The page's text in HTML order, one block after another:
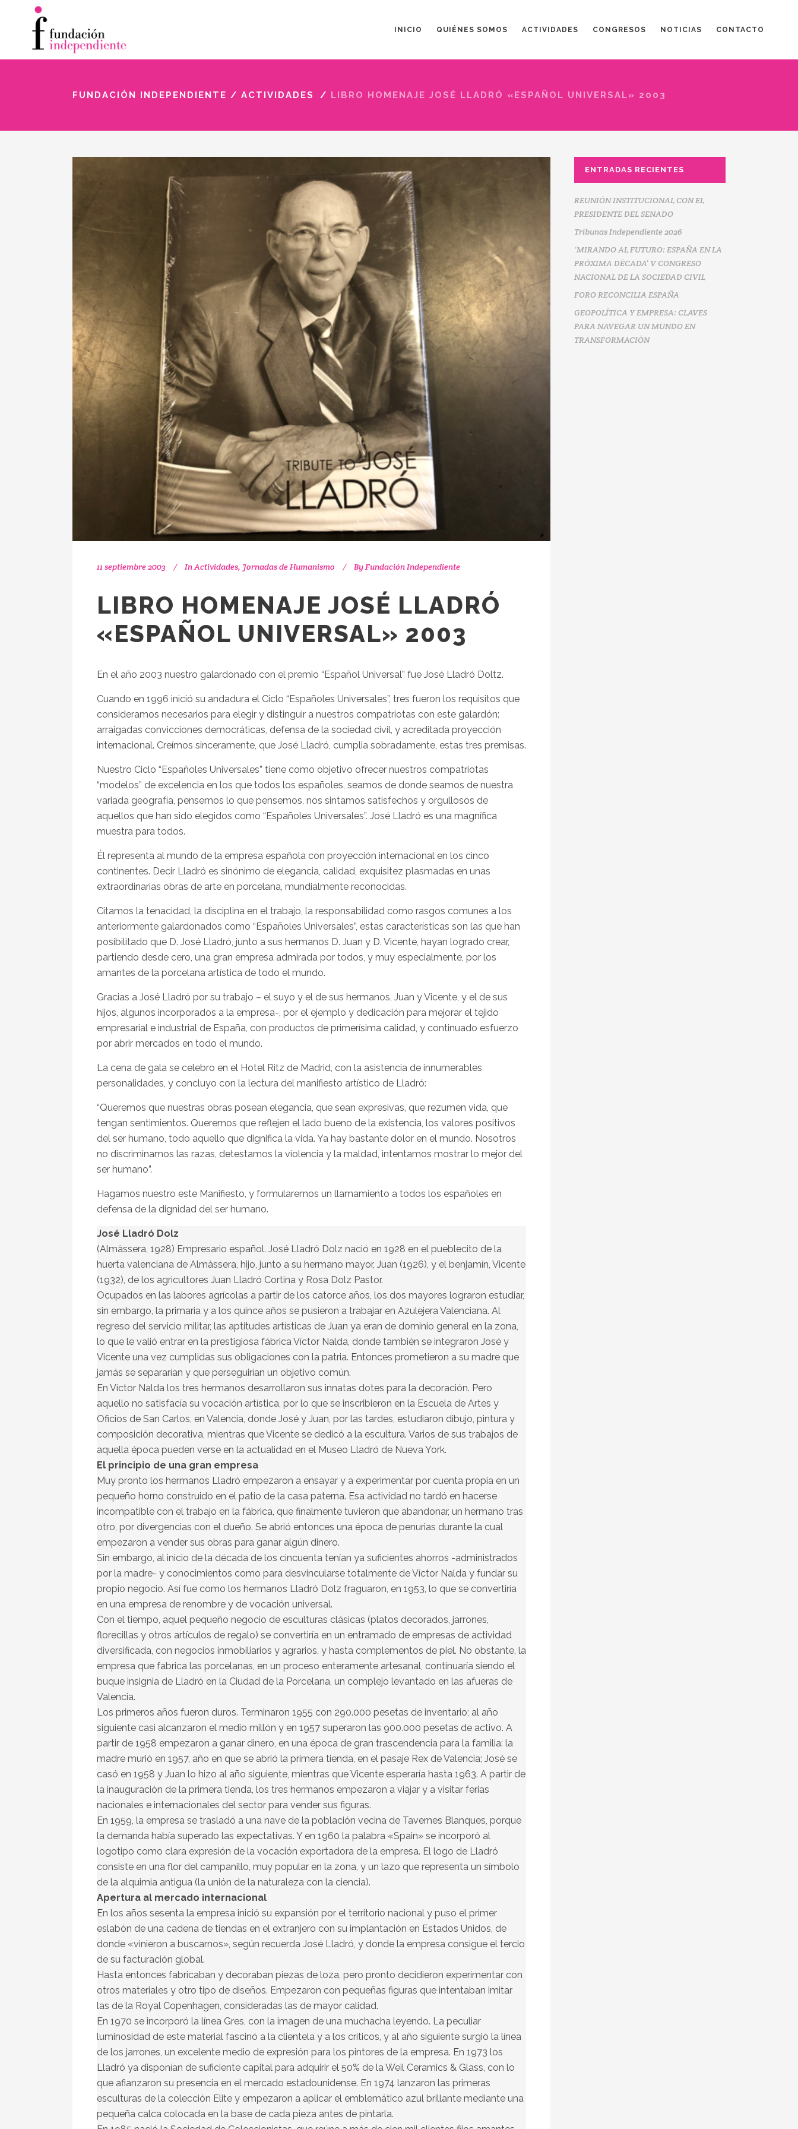
INICIO QUIÉNES SOMOS ACTIVIDADES CONGRESOS NOTICIAS CONTACTO
FUNDACIÓN INDEPENDIENTE / ACTIVIDADES / LIBRO HOMENAJE JOSÉ LLADRÓ «ESPAÑOL UNIVERSAL» 2003
11 septiembre 2003 InActividades, Jornadas de Humanismo ByFundación Independiente
LIBRO HOMENAJE JOSÉ LLADRÓ
«ESPAÑOL UNIVERSAL» 2003
En el año 2003 nuestro galardonado con el premio “Español Universal” fue José Lladró Doltz.
Cuando en 1996 inició su andadura el Ciclo “Españoles Universales”, tres fueron los requisitos que
consideramos necesarios para elegir y distinguir a nuestros compatriotas con este galardón:
arraigadas convicciones democráticas, defensa de la sociedad civil, y acreditada proyección
internacional. Creímos sinceramente, que José Lladró, cumplia sobradamente, estas tres premisas.
Nuestro Ciclo “Españoles Universales” tiene como objetivo ofrecer nuestros compatriotas
“modelos” de excelencia en los que todos los españoles, seamos de donde seamos de nuestra
variada geografía, pensemos lo que pensemos, nos sintamos satisfechos y orgullosos de
aquellos que han sido elegidos como “Españoles Universales”. José Lladró es una magnífica
muestra para todos.
Él representa al mundo de la empresa española con proyección internacional en los cinco
continentes. Decir Lladró es sinónimo de elegancia, calidad, exquisitez plasmadas en unas
extraordinarias obras de arte en porcelana, mundialmente reconocidas.
Citamos la tenacidad, la disciplina en el trabajo, la responsabilidad como rasgos comunes a los
anteriormente galardonados como “Españoles Universales”, estas características son las que han
posibilitado que D. José Lladró, junto a sus hermanos D. Juan y D. Vicente, hayan logrado crear,
partiendo desde cero, una gran empresa admirada por todos, y muy especialmente, por los
amantes de la porcelana artística de todo el mundo.
Gracias a José Lladró por su trabajo – el suyo y el de sus hermanos, Juan y Vicente, y el de sus
hijos, algunos incorporados a la empresa-, por el ejemplo y dedicación para mejorar el tejido
empresarial e industrial de España, con productos de primerísima calidad, y continuado esfuerzo
por abrir mercados en todo el mundo.
La cena de gala se celebro en el Hotel Ritz de Madrid, con la asistencia de innumerables
personalidades, y concluyo con la lectura del manifiesto artístico de Lladró:
“Queremos que nuestras obras posean elegancia, que sean expresivas, que rezumen vida, que
tengan sentimientos. Queremos que reflejen el lado bueno de la existencia, los valores positivos
del ser humano, todo aquello que dignifica la vida. Ya hay bastante dolor en el mundo. Nosotros
no discriminamos las razas, detestamos la violencia y la maldad, intentamos mostrar lo mejor del
ser humano”.
Hagamos nuestro este Manifiesto, y formularemos un llamamiento a todos los españoles en
defensa de la dignidad del ser humano.
José Lladró Dolz
(Almàssera, 1928) Empresario español. José Lladró Dolz nació en 1928 en el pueblecito de la
huerta valenciana de Almàssera, hijo, junto a su hermano mayor, Juan (1926), y el benjamín, Vicente
(1932), de los agricultores Juan Lladró Cortina y Rosa Dolz Pastor.
Ocupados en las labores agrícolas a partir de los catorce años, los dos mayores lograron estudiar,
sin embargo, la primaria y a los quince años se pusieron a trabajar en Azulejera Valenciana. Al
regreso del servicio militar, las aptitudes artísticas de Juan ya eran de dominio general en la zona,
lo que le valió entrar en la prestigiosa fábrica Víctor Nalda, donde también se integraron José y
Vicente una vez cumplidas sus obligaciones con la patria. Entonces prometieron a su madre que
jamás se separarían y que perseguirían un objetivo común.
En Víctor Nalda los tres hermanos desarrollaron sus innatas dotes para la decoración. Pero
aquello no satisfacía su vocación artística, por lo que se inscribieron en la Escuela de Artes y
Oficios de San Carlos, en Valencia, donde José y Juan, por las tardes, estudiaron dibujo, pintura y
composición decorativa, mientras que Vicente se dedicó a la escultura. Varios de sus trabajos de
aquella época pueden verse en la actualidad en el Museo Lladró de Nueva York.
El principio de una gran empresa
Muy pronto los hermanos Lladró empezaron a ensayar y a experimentar por cuenta propia en un
pequeño horno construido en el patio de la casa paterna. Esa actividad no tardó en hacerse
incompatible con el trabajo en la fábrica, que finalmente tuvieron que abandonar, un hermano tras
otro, por divergencias con el dueño. Se abrió entonces una época de penurias durante la cual
empezaron a vender sus obras para ganar algún dinero.
Sin embargo, al inicio de la década de los cincuenta tenían ya suficientes ahorros -administrados
por la madre- y conocimientos como para desvincularse totalmente de Víctor Nalda y fundar su
propio negocio. Así fue como los hermanos Lladró Dolz fraguaron, en 1953, lo que se convertiría
en una empresa de renombre y de vocación universal.
Con el tiempo, aquel pequeño negocio de esculturas clásicas (platos decorados, jarrones,
florecillas y otros artículos de regalo) se convertiría en un entramado de empresas de actividad
diversificada, con negocios inmobiliarios y agrarios, y hasta complementos de piel. No obstante, la
empresa que fabrica las porcelanas, en un proceso enteramente artesanal, continuaría siendo el
buque insignia de Lladró en la Ciudad de la Porcelana, un complejo levantado en las afueras de
Valencia.
Los primeros años fueron duros. Terminaron 1955 con 290.000 pesetas de inventario; al año
siguiente casi alcanzaron el medio millón y en 1957 superaron las 900.000 pesetas de activo. A
partir de 1958 empezaron a ganar dinero, en una época de gran trascendencia para la familia: la
madre murió en 1957, año en que se abrió la primera tienda, en el pasaje Rex de Valencia; José se
casó en 1958 y Juan lo hizo al año siguiente, mientras que Vicente esperaría hasta 1963. A partir de
la inauguración de la primera tienda, los tres hermanos empezaron a viajar y a visitar ferias
nacionales e internacionales del sector para vender sus figuras.
En 1959, la empresa se trasladó a una nave de la población vecina de Tavernes Blanques, porque
la demanda había superado las expectativas. Y en 1960 la palabra «Spain» se incorporó al
logotipo como clara expresión de la vocación exportadora de la empresa. El logo de Lladró
consiste en una flor del campanillo, muy popular en la zona, y un lazo que representa un símbolo
de la alquimia antigua (la unión de la naturaleza con la ciencia).
Apertura al mercado internacional
En los años sesenta la empresa inició su expansión por el territorio nacional y puso el primer
eslabón de una cadena de tiendas en el extranjero con su implantación en Estados Unidos, de
donde «vinieron a buscarnos», según recuerda José Lladró, y donde la empresa consigue el tercio
de su facturación global.
Hasta entonces fabricaban y decoraban piezas de loza, pero pronto decidieron experimentar con
otros materiales y otro tipo de diseños. Empezaron con pequeñas figuras que intentaban imitar
las de la Royal Copenhagen, consideradas las de mayor calidad.
En 1970 se incorporó la línea Gres, con la imagen de una muchacha leyendo. La peculiar
luminosidad de este material fascinó a la clientela y a los críticos, y al año siguiente surgió la línea
de los jarrones, un excelente medio de expresión para los pintores de la empresa. En 1973 los
Lladró ya disponían de suficiente capital para adquirir el 50% de la Weil Ceramics & Glass, con lo
que afianzaron su presencia en el mercado estadounidense. En 1974 lanzaron las primeras
esculturas de la colección Elite y empezaron a aplicar el emblemático azul brillante mediante una
pequeña calca colocada en la base de cada pieza antes de pintarla.
ENTRADAS RECIENTES
REUNIÓN INSTITUCIONAL CON EL
PRESIDENTE DEL SENADO
Tribunas Independiente 2026
‘MIRANDO AL FUTURO: ESPAÑA EN LA
PRÓXIMA DÉCADA’ V CONGRESO
NACIONAL DE LA SOCIEDAD CIVIL
FORO RECONCILIA ESPAÑA
GEOPOLÍTICA Y EMPRESA: CLAVES
PARA NAVEGAR UN MUNDO EN
TRANSFORMACIÓN